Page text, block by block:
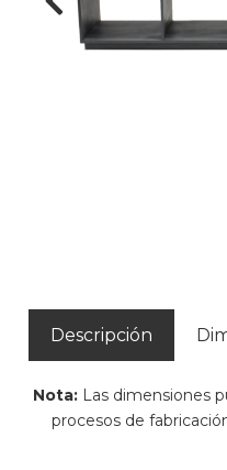
Descripción
Nota: Las dimensiones
procesos de